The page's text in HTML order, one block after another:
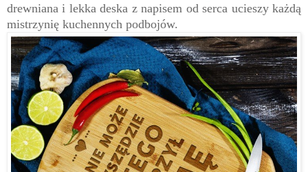
drewniana i lekka deska z napisem od serca ucieszy każdą
mistrzynię kuchennych podbojów.